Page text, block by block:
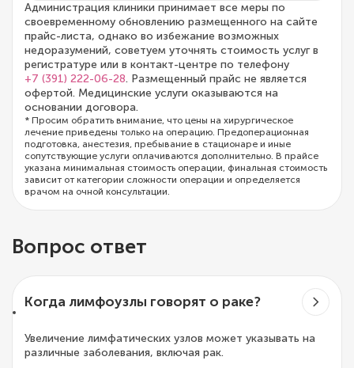
Администрация клиники принимает все меры по
своевременному обновлению размещенного на сайте
прайс-листа, однако во избежание возможных
недоразумений, советуем уточнять стоимость услуг в
регистратуре или в контакт-центре по телефону
+7 (391) 222-06-28. Размещенный прайс не является
офертой. Медицинские услуги оказываются на
основании договора.
* Просим обратить внимание, что цены на хирургическое
лечение приведены только на операцию. Предоперационная
подготовка, анестезия, пребывание в стационаре и иные
сопутствующие услуги оплачиваются дополнительно. В прайсе
указана минимальная стоимость операции, финальная стоимость
зависит от категории сложности операции и определяется
врачом на очной консультации.
Вопрос ответ
Когда лимфоузлы говорят о раке?
Увеличение лимфатических узлов может указывать на
различные заболевания, включая рак.